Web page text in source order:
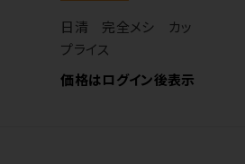
日清 完全メシ カッ
プライス
価格はログイン後表示